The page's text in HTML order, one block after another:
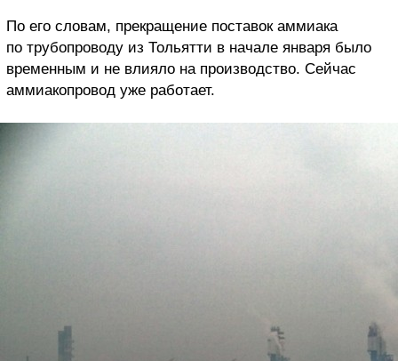
По его словам, прекращение поставок аммиака
по трубопроводу из Тольятти в начале января было
временным и не влияло на производство. Сейчас
аммиакопровод уже работает.